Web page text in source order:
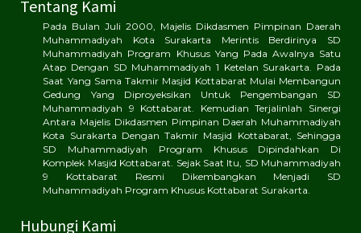
Tentang Kami
Pada Bulan Juli 2000, Majelis Dikdasmen Pimpinan Daerah
Muhammadiyah Kota Surakarta Merintis Berdirinya SD
Muhammadiyah Program Khusus Yang Pada Awalnya Satu
Atap Dengan SD Muhammadiyah 1 Ketelan Surakarta. Pada
Saat Yang Sama Takmir Masjid Kottabarat Mulai Membangun
Gedung Yang Diproyeksikan Untuk Pengembangan SD
Muhammadiyah 9 Kottabarat. Kemudian Terjalinlah Sinergi
Antara Majelis Dikdasmen Pimpinan Daerah Muhammadiyah
Kota Surakarta Dengan Takmir Masjid Kottabarat, Sehingga
SD Muhammadiyah Program Khusus Dipindahkan Di
Komplek Masjid Kottabarat. Sejak Saat Itu, SD Muhammadiyah
9 Kottabarat Resmi Dikembangkan Menjadi SD
Muhammadiyah Program Khusus Kottabarat Surakarta.
Hubungi Kami